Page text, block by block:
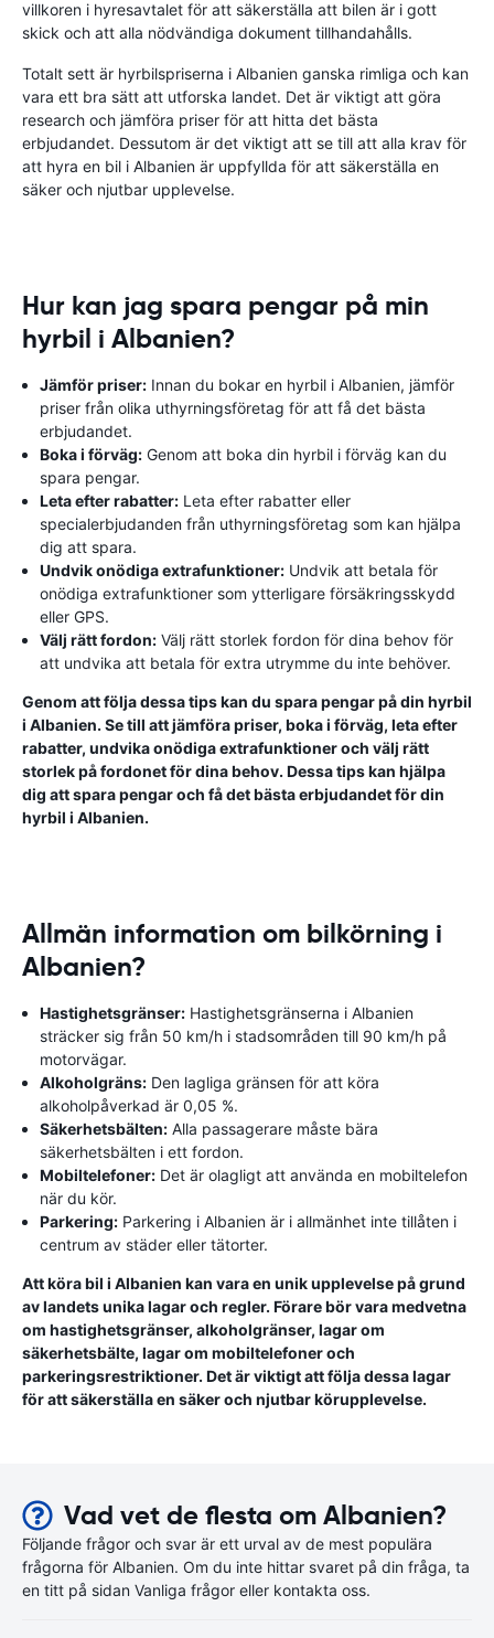
villkoren i hyresavtalet för att säkerställa att bilen är i gott
skick och att alla nödvändiga dokument tillhandahålls.
Totalt sett är hyrbilspriserna i Albanien ganska rimliga och kan
vara ett bra sätt att utforska landet. Det är viktigt att göra
research och jämföra priser för att hitta det bästa
erbjudandet. Dessutom är det viktigt att se till att alla krav för
att hyra en bil i Albanien är uppfyllda för att säkerställa en
säker och njutbar upplevelse.
Hur kan jag spara pengar på min
hyrbil i Albanien?
Jämför priser: Innan du bokar en hyrbil i Albanien, jämför
priser från olika uthyrningsföretag för att få det bästa
erbjudandet.
Boka i förväg: Genom att boka din hyrbil i förväg kan du
spara pengar.
Leta efter rabatter: Leta efter rabatter eller
specialerbjudanden från uthyrningsföretag som kan hjälpa
dig att spara.
Undvik onödiga extrafunktioner: Undvik att betala för
onödiga extrafunktioner som ytterligare försäkringsskydd
eller GPS.
Välj rätt fordon: Välj rätt storlek fordon för dina behov för
att undvika att betala för extra utrymme du inte behöver.
Genom att följa dessa tips kan du spara pengar på din hyrbil
i Albanien. Se till att jämföra priser, boka i förväg, leta efter
rabatter, undvika onödiga extrafunktioner och välj rätt
storlek på fordonet för dina behov. Dessa tips kan hjälpa
dig att spara pengar och få det bästa erbjudandet för din
hyrbil i Albanien.
Allmän information om bilkörning i
Albanien?
Hastighetsgränser: Hastighetsgränserna i Albanien
sträcker sig från 50 km/h i stadsområden till 90 km/h på
motorvägar.
Alkoholgräns: Den lagliga gränsen för att köra
alkoholpåverkad är 0,05 %.
Säkerhetsbälten: Alla passagerare måste bära
säkerhetsbälten i ett fordon.
Mobiltelefoner: Det är olagligt att använda en mobiltelefon
när du kör.
Parkering: Parkering i Albanien är i allmänhet inte tillåten i
centrum av städer eller tätorter.
Att köra bil i Albanien kan vara en unik upplevelse på grund
av landets unika lagar och regler. Förare bör vara medvetna
om hastighetsgränser, alkoholgränser, lagar om
säkerhetsbälte, lagar om mobiltelefoner och
parkeringsrestriktioner. Det är viktigt att följa dessa lagar
för att säkerställa en säker och njutbar körupplevelse.
Vad vet de flesta om Albanien?
Följande frågor och svar är ett urval av de mest populära
frågorna för Albanien. Om du inte hittar svaret på din fråga, ta
en titt på sidan Vanliga frågor eller kontakta oss.